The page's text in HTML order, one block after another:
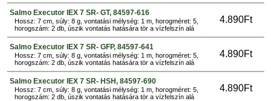
Salmo Executor IEX 7 SR- GT, 84597-616
4.890Ft
Hossz: 7 cm, súly: 8 g, vontatási mélység: 1 m, horogméret: 5,
horogszám: 2 db, úszik vontatás hatására tör a vízfelszín alá
Salmo Executor IEX 7 SR- GFP, 84597-641
4.890Ft
Hossz: 7 cm, súly: 8 g, vontatási mélység: 1 m, horogméret: 5,
horogszám: 2 db, úszik vontatás hatására tör a vízfelszín alá
Salmo Executor IEX 7 SR- HSH, 84597-690
4.890Ft
Hossz: 7 cm, súly: 8 g, vontatási mélység: 1 m, horogméret: 5,
horogszám: 2 db, úszik vontatás hatására tör a vízfelszín alá